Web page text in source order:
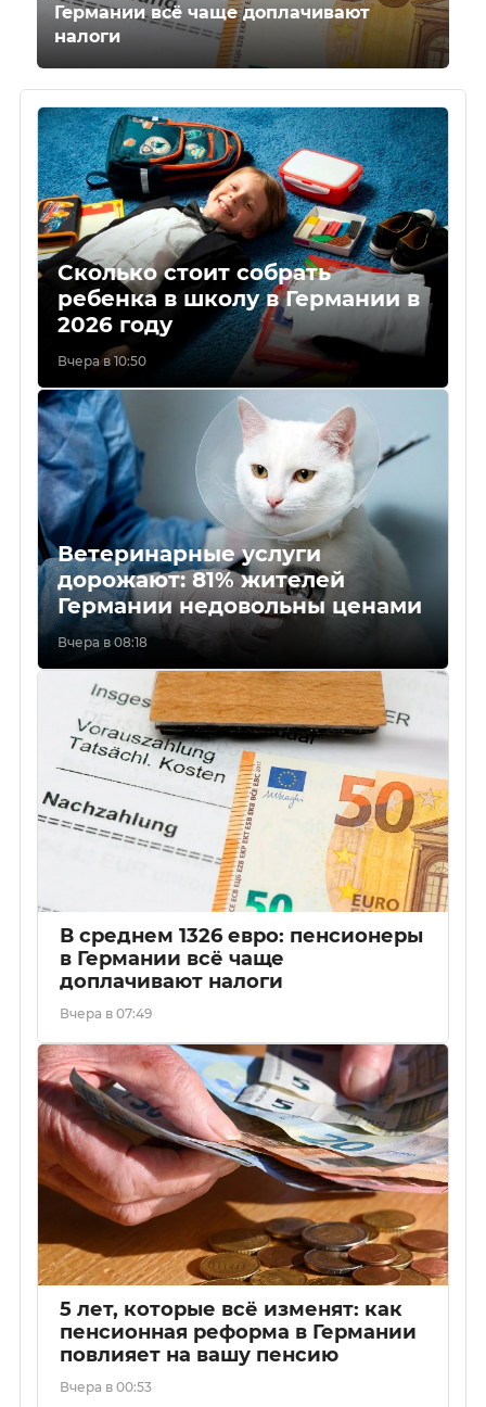
Германии всё чаще доплачивают
налоги
Сколько стоит собрать
ребенка в школу в Германии в
2026 году
Вчера в 10:50
Ветеринарные услуги
дорожают: 81% жителей
Германии недовольны ценами
Вчера в 08:18
В среднем 1326 евро: пенсионеры
в Германии всё чаще
доплачивают налоги
Вчера в 07:49
5 лет, которые всё изменят: как
пенсионная реформа в Германии
повлияет на вашу пенсию
Вчера в 00:53